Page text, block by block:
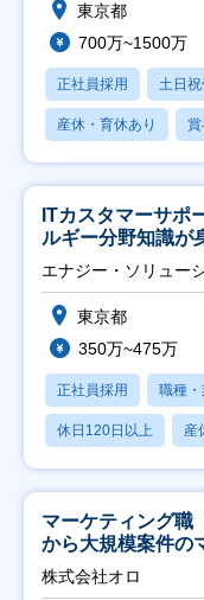
東京都
700万~1500万
正社員採用 土日
産休・育休あり 賞
ITカスタマーサポ
ルギー分野知識が
エナジー・ソリュー
東京都
350万~475万
正社員採用 職種
休日120日以上 産
マーケティング職
から大規模案件の
修充実】
株式会社オロ